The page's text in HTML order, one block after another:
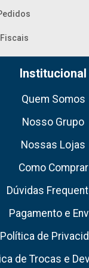
Institucional
Quem Somos
Nosso Grupo
Nossas Lojas
Como Comprar
Dúvidas
Pagamento e
Política de
de Trocas e